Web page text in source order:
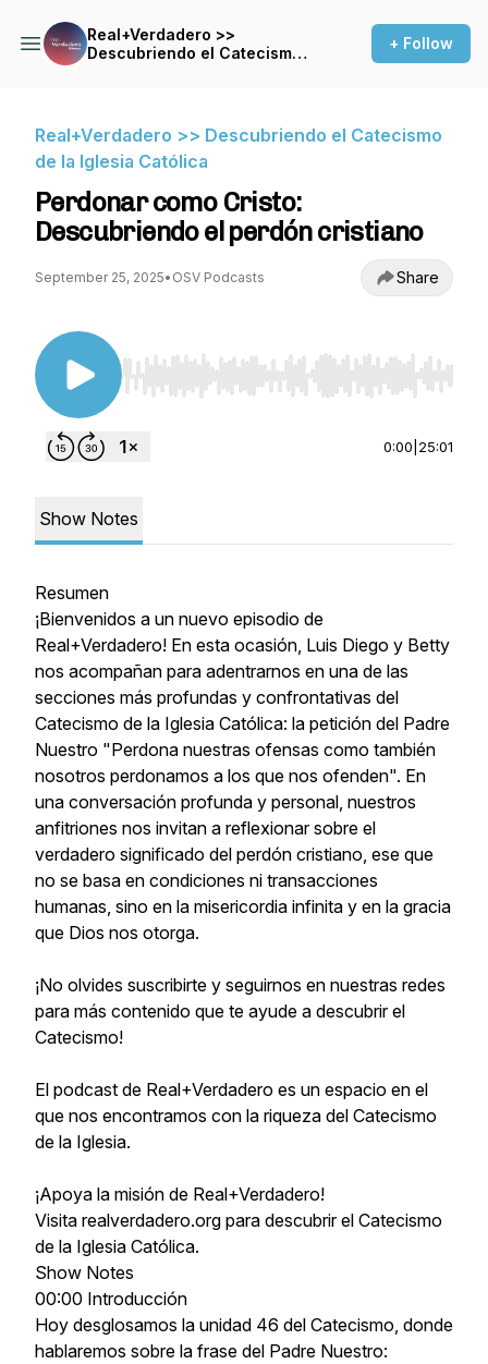
Real+Verdadero >>
Descubriendo el Catecismo
+ Follow
Real+Verdadero >> Descubriendo el Catecismo
de la Iglesia Católica
Perdonar como Cristo:
Descubriendo el perdón cristiano
September 25, 2025• OSV Podcasts Share
Use Left/Right to seek, Home/End to jump to
0:00 25:01
Show Notes
Resumen
¡Bienvenidos a un nuevo episodio de
Real+Verdadero! En esta ocasión, Luis Diego y Betty
nos acompañan para adentrarnos en una de las
secciones más profundas y confrontativas del
Catecismo de la Iglesia Católica: la petición del Padre
Nuestro "Perdona nuestras ofensas como también
nosotros perdonamos a los que nos ofenden". En
una conversación profunda y personal, nuestros
anfitriones nos invitan a reflexionar sobre el
verdadero significado del perdón cristiano, ese que
no se basa en condiciones ni transacciones
humanas, sino en la misericordia infinita y en la gracia
que Dios nos otorga.
¡No olvides suscribirte y seguirnos en nuestras redes
para más contenido que te ayude a descubrir el
Catecismo!
El podcast de Real+Verdadero es un espacio en el
que nos encontramos con la riqueza del Catecismo
de la Iglesia.
¡Apoya la misión de Real+Verdadero!
Visita realverdadero.org para descubrir el Catecismo
de la Iglesia Católica.
Show Notes
00:00 Introducción
Hoy desglosamos la unidad 46 del Catecismo, donde
hablaremos sobre la frase del Padre Nuestro: